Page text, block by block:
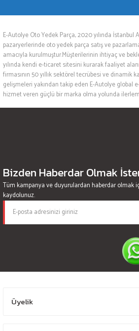
E-Autolye Oto Yedek Parça, 2020 yılında
pazaryerlerinde oto yedek parça satış ve
amacıyla kurulmuştur.Müşterilerinin ihtiyaç ve
yılında kendi e-ticaret sitesini kurarak faaliyet
firmasının 50 yıllık sektörel tecrübesi ve dinamik
gelişmeleri yakından takip eden E-Autolye global
hizmet veren güçlü bir marka olma yolunda
Bizden Haberdar Olmak
Tüm kampanya ve duyurulardan haberdar olmak
kaydolunuz.
Üyelik